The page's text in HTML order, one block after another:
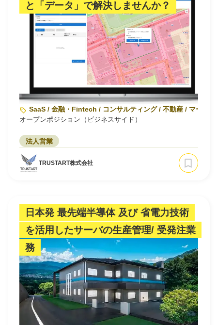
と「データ」で解決しませんか？
SaaS / 金融・Fintech / コンサルティング / 不動産 / マーケ
オープンポジション（ビジネスサイド）
法人営業
TRUSTART株式会社
日本発 最先端半導体 及び 省電力技術
を活用したサーバの生産管理/ 受発注業
務